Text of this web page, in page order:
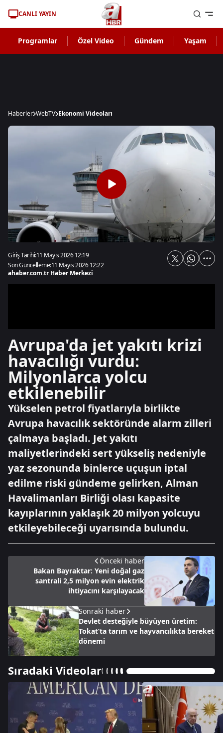
CANLI YAYIN
Programlar Özel Video Gündem Yaşam
Haberler WebTV Ekonomi Videoları
Giriş Tarihi:11 Mayıs 2026 12:19
Son Güncelleme:11 Mayıs 2026 12:22
ahaber.com.tr Haber Merkezi
Avrupa'da jet yakıtı krizi
havacılığı vurdu:
Milyonlarca yolcu
etkilenebilir
Yükselen petrol fiyatlarıyla birlikte
Avrupa havacılık sektöründe alarm zilleri
çalmaya başladı. Jet yakıtı
maliyetlerindeki sert yükseliş nedeniyle
yaz sezonunda binlerce uçuşun iptal
edilme riski gündeme gelirken, Alman
Havalimanları Birliği olası kapasite
kayıplarının yaklaşık 20 milyon yolcuyu
etkileyebileceği uyarısında bulundu.
Önceki haber
Bakan Bayraktar: Yeni doğal gaz
santrali 2,5 milyon evin elektrik
ihtiyacını karşılayacak
Sonraki haber
Devlet desteğiyle büyüyen üretim:
Tokat’ta tarım ve hayvancılıkta bereket
dönemi
Sıradaki Videolar